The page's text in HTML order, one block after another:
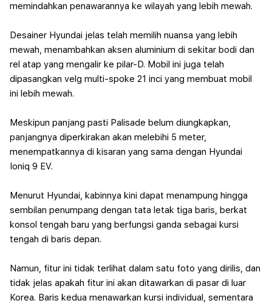
memindahkan penawarannya ke wilayah yang lebih mewah.
Desainer Hyundai jelas telah memilih nuansa yang lebih
mewah, menambahkan aksen aluminium di sekitar bodi dan
rel atap yang mengalir ke pilar-D. Mobil ini juga telah
dipasangkan velg multi-spoke 21 inci yang membuat mobil
ini lebih mewah.
Meskipun panjang pasti Palisade belum diungkapkan,
panjangnya diperkirakan akan melebihi 5 meter,
menempatkannya di kisaran yang sama dengan Hyundai
Ioniq 9 EV.
Menurut Hyundai, kabinnya kini dapat menampung hingga
sembilan penumpang dengan tata letak tiga baris, berkat
konsol tengah baru yang berfungsi ganda sebagai kursi
tengah di baris depan.
Namun, fitur ini tidak terlihat dalam satu foto yang dirilis, dan
tidak jelas apakah fitur ini akan ditawarkan di pasar di luar
Korea. Baris kedua menawarkan kursi individual, sementara